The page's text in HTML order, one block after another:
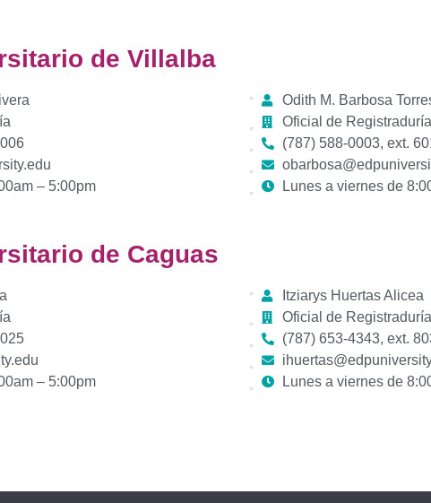
de Villalba
– 5:00pm
Odith M. Barbosa
Oficial de Registraduría
(787) 588-0003, ext.
Lunes a viernes de
de Caguas
– 5:00pm
Itziarys Huertas Alicea
Oficial de Registraduría
(787) 653-4343, ext.
Lunes a viernes de